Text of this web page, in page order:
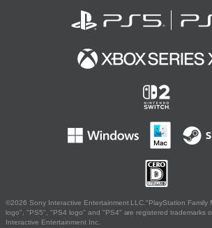
©2026 Sony Interactive Entertainment LLC."PlayStation Family
logo", "PS5", "PS4 logo" and "PS4" are registered trademarks
Interactive Entertainment Inc.